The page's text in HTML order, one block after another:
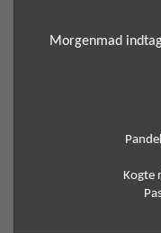
Morgenmad
Kogte